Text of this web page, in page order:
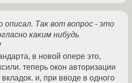
описал. Так вот вопрос - это
каким нибудь
в новой опере это,
теперь окон авторизации
вкладок. и, при вводе в одного